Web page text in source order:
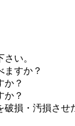
い。
ますか？
か？
か？
破損・汚損させ